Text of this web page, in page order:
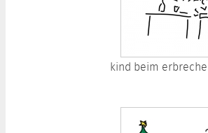
kind beim